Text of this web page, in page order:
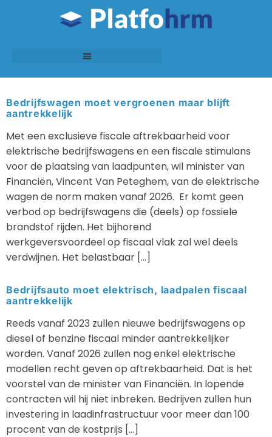
Bedrijfswagen moet vergroenen maar blijft
aantrekkelijk
Met een exclusieve fiscale aftrekbaarheid voor
elektrische bedrijfswagens en een fiscale stimulans
voor de plaatsing van laadpunten, wil minister van
Financiën, Vincent Van Peteghem, van de elektrische
wagen de norm maken vanaf 2026. Er komt geen
verbod op bedrijfswagens die (deels) op fossiele
brandstof rijden. Het bijhorend
werkgeversvoordeel op fiscaal vlak zal wel deels
verdwijnen. Het belastbaar […]
Bedrijfsauto moet elektrisch, laadpalen fiscaal
aantrekkelijk
Reeds vanaf 2023 zullen nieuwe bedrijfswagens op
diesel of benzine fiscaal minder aantrekkelijker
worden. Vanaf 2026 zullen nog enkel elektrische
modellen recht geven op aftrekbaarheid. Dat is het
voorstel van de minister van Financiën. In lopende
contracten wil hij niet inbreken. Bedrijven zullen hun
investering in laadinfrastructuur voor meer dan 100
procent van de kostprijs […]